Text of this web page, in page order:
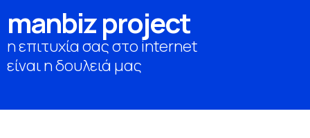
manbizproject
η επιτυχία σας στο internet
είναι η δουλειά μας